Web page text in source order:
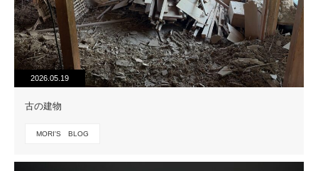
2026.05.19
古の建物
MORI'S BLOG